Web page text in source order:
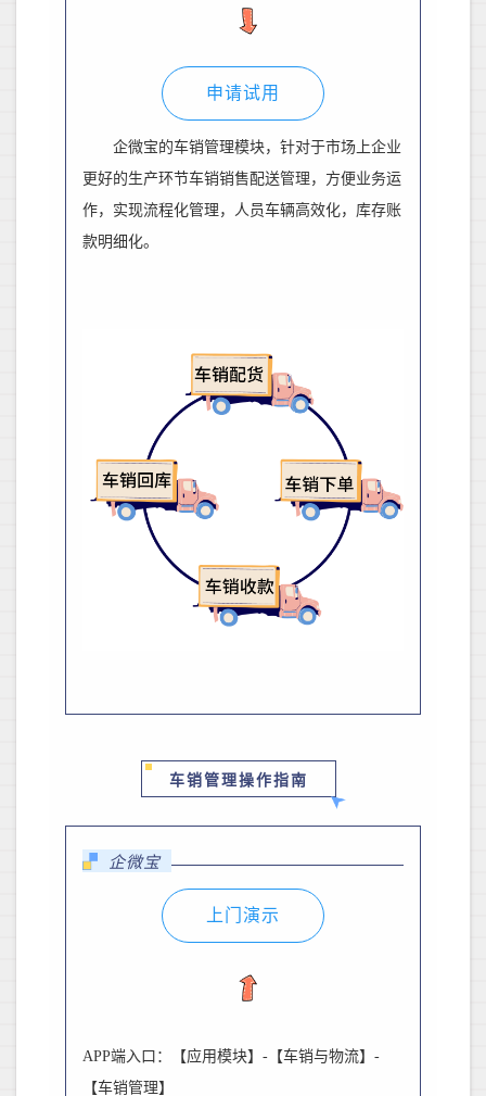
申请试用
企微宝的车销管理模块，针对于市场上企业
更好的生产环节车销销售配送管理，方便业务运
作，实现流程化管理，人员车辆高效化，库存账
款明细化。
车销管理操作指南
企微宝
上门演示
APP端入口：【应用模块】 - 【车销与物流】 -
【车销管理】